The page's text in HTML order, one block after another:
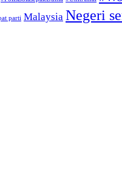
parti Malaysia Negeri